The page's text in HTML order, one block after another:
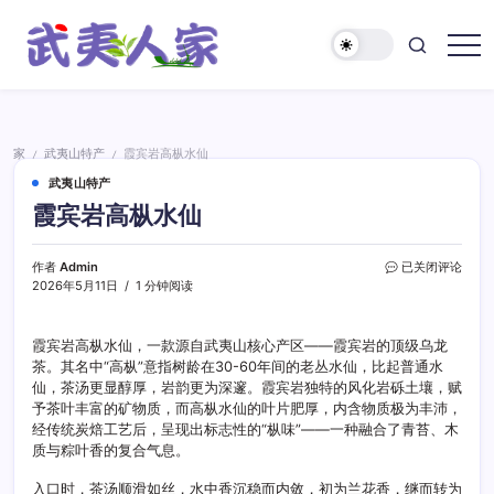
家
家 / 武夷山特产 /
霞宾岩高枞水仙
武夷山特产
霞宾岩高枞水仙
作者 Admin
2026年5月11日
1 分钟阅读
霞
枞
水
仙
已关闭评论
霞宾岩高枞水仙，一款源自武夷山核心产区——霞宾岩的顶级乌龙
茶。其名中“高枞”意指树龄在30-60年间的老丛水仙，比起普通水
仙，茶汤更显醇厚，岩韵更为深邃。霞宾岩独特的风化岩砾土壤，赋
予茶叶丰富的矿物质，而高枞水仙的叶片肥厚，内含物质极为丰沛，
经传统炭焙工艺后，呈现出标志性的“枞味”——一种融合了青苔、木
质与粽叶香的复合气息。
入口时，茶汤顺滑如丝，水中香沉稳而内敛，初为兰花香，继而转为